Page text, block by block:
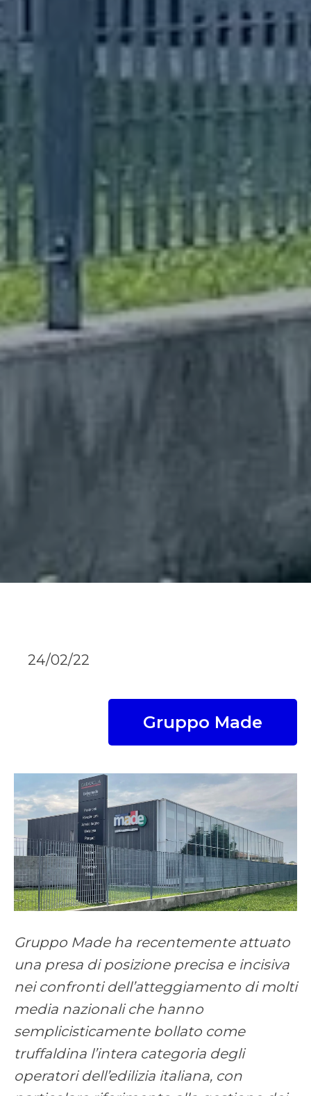
24/02/22
Gruppo Made
Gruppo Made ha recentemente attuato
una presa di posizione precisa e incisiva
nei confronti dell’atteggiamento di molti
media nazionali che hanno
semplicisticamente bollato come
truffaldina l’intera categoria degli
operatori dell’edilizia italiana, con